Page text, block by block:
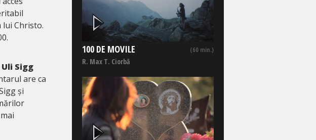
lui Christo.
Sigg
are ca
și
100 DE MOVILE (60 min.)
R. Max T. Ciorbă